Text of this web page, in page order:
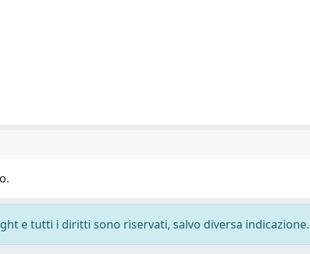
e tutti i diritti sono riservati, salvo diversa indicazione.